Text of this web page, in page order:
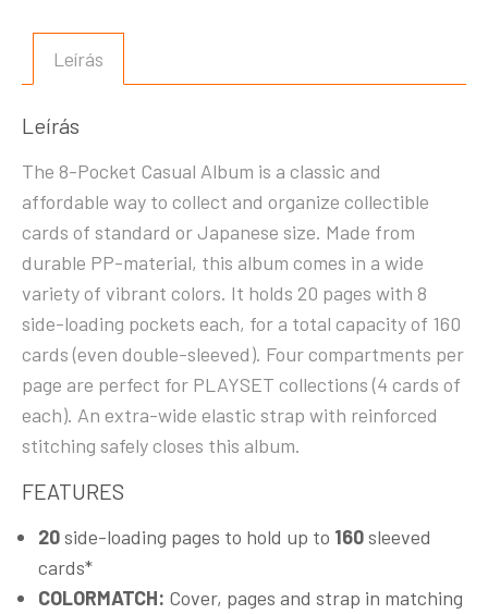
Leírás
Leírás
The 8-Pocket Casual Album is a classic and
affordable way to collect and organize collectible
cards of standard or Japanese size. Made from
durable PP-material, this album comes in a wide
variety of vibrant colors. It holds 20 pages with 8
side-loading pockets each, for a total capacity of 160
cards (even double-sleeved). Four compartments per
page are perfect for PLAYSET collections (4 cards of
each). An extra-wide elastic strap with reinforced
stitching safely closes this album.
FEATURES
20side-loading pages to hold up to 160sleeved
cards*
COLORMATCH: Cover, pages and strap in matching